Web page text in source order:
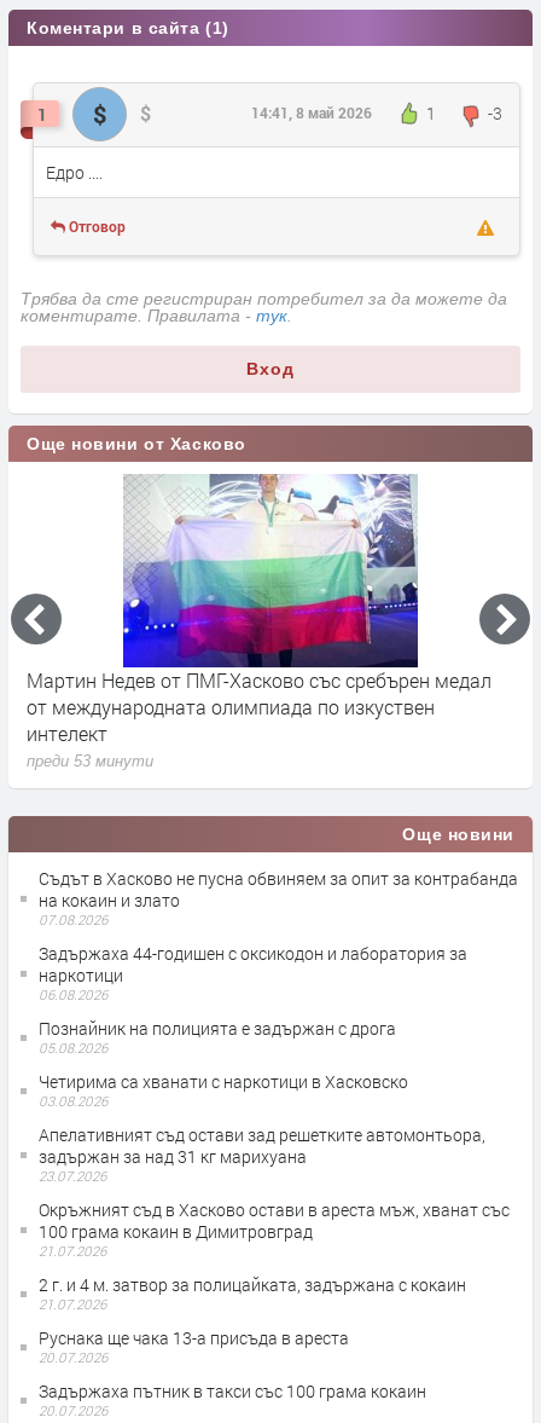
Коментари в сайта (1)
1 $ $ 1 -3
14:41, 8 май 2026
Едро ....
Отговор
Трябва да сте регистриран потребител за да можете да
коментирате. Правилата - тук.
Вход
Още новини от Хасково
Мартин Недев от ПМГ-Хасково със сребърен медал
от международната олимпиада по изкуствен
интелект
преди 53 минути
Още новини
Съдът в Хасково не пусна обвиняем за опит за контрабанда
на кокаин и злато
07.08.2026
Задържаха 44-годишен с оксикодон и лаборатория за
наркотици
06.08.2026
Познайник на полицията е задържан с дрога
05.08.2026
Четирима са хванати с наркотици в Хасковско
03.08.2026
Апелативният съд остави зад решетките автомонтьора,
задържан за над 31 кг марихуана
23.07.2026
Окръжният съд в Хасково остави в ареста мъж, хванат със
100 грама кокаин в Димитровград
21.07.2026
2 г. и 4 м. затвор за полицайката, задържана с кокаин
21.07.2026
Руснака ще чака 13-а присъда в ареста
20.07.2026
Задържаха пътник в такси със 100 грама кокаин
20.07.2026